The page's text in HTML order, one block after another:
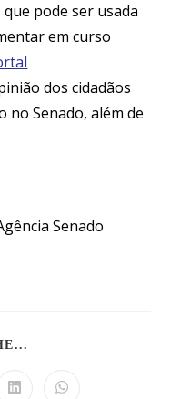
pode ser usada
em curso
dos cidadãos
Senado, além de
Senado